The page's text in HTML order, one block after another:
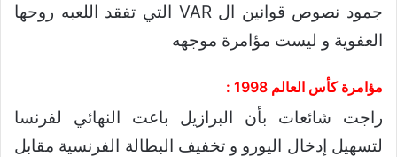
جمود نصوص قوانين ال VAR التي تفقد اللعبه روحها
العفوية و ليست مؤامرة موجهه
مؤامرة كأس العالم 1998 :
راجت شائعات بأن البرازيل باعت النهائي لفرنسا
لتسهيل إدخال اليورو و تخفيف البطالة الفرنسية مقابل